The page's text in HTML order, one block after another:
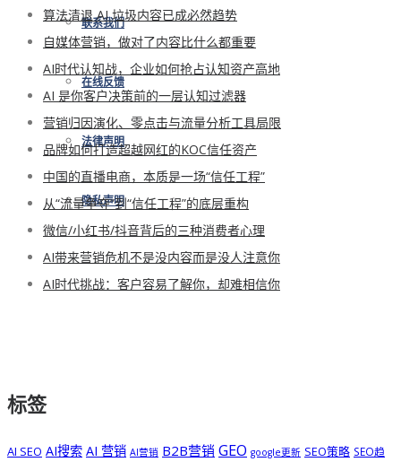
联系我们
在线反馈
法律声明
隐私声明
算法清退 AI 垃圾内容已成必然趋势
自媒体营销，做对了内容比什么都重要
AI时代认知战，企业如何抢占认知资产高地
AI 是你客户决策前的一层认知过滤器
营销归因演化、零点击与流量分析工具局限
品牌如何打造超越网红的KOC信任资产
中国的直播电商，本质是一场“信任工程”
从“流量争夺”到“信任工程”的底层重构
微信/小红书/抖音背后的三种消费者心理
AI带来营销危机不是没内容而是没人注意你
AI时代挑战：客户容易了解你，却难相信你
标签
AI SEO AI搜索 AI 营销 AI营销 B2B营销 GEO google更新 SEO策略 SEO趋